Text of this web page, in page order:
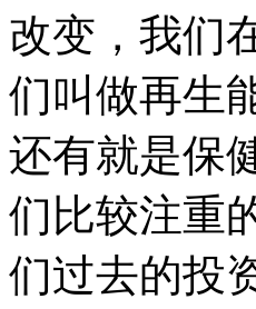
改变，我们
们叫做再生
还有就是保
们比较注重
们过去的投